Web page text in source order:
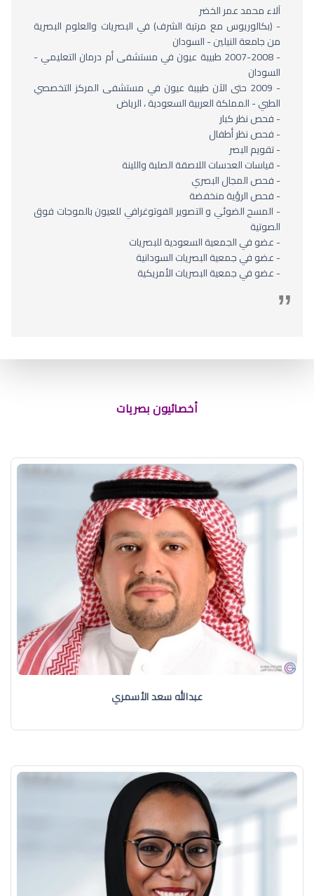
آلاء محمد عمر الخضر
- (بكالوريوس مع مرتبة الشرف) في البصريات والعلوم البصرية
من جامعة النيلين - السودان
- 2007-2008 طبيبة عيون في مستشفى أم درمان التعليمي -
السودان
- 2009 حتى الآن طبيبة عيون في مستشفى المركز التخصصي
الطبي - المملكة العربية السعودية ، الرياض
- فحص نظر كبار
- فحص نظر أطفال
- تقويم البصر
- قياسات العدسات اللاصقة الصلبة واللينة
- فحص المجال البصري
- فحص الرؤية منخفضة
- المسح الضوئي و التصوير الفوتوغرافي للعيون بالموجات فوق
الصوتية
- عضو في الجمعية السعودية للبصريات
- عضو في جمعية البصريات السودانية
- عضو في جمعية البصريات الأمريكية
أخصائيون بصريات
عبدالله سعد الأسمري